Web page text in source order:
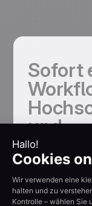
Sofort
und
Kostenlos